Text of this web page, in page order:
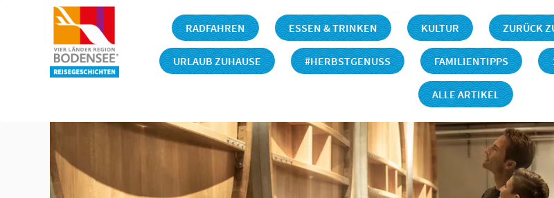
RADFAHREN ESSEN & TRINKEN KULTUR ZURÜCK
URLAUB ZUHAUSE #HERBSTGENUSS FAMILIENTIPPS
ALLE ARTIKEL
Startseite Essen & Trinken Wie der Apfelsaft in die Flasche kommt: Eine